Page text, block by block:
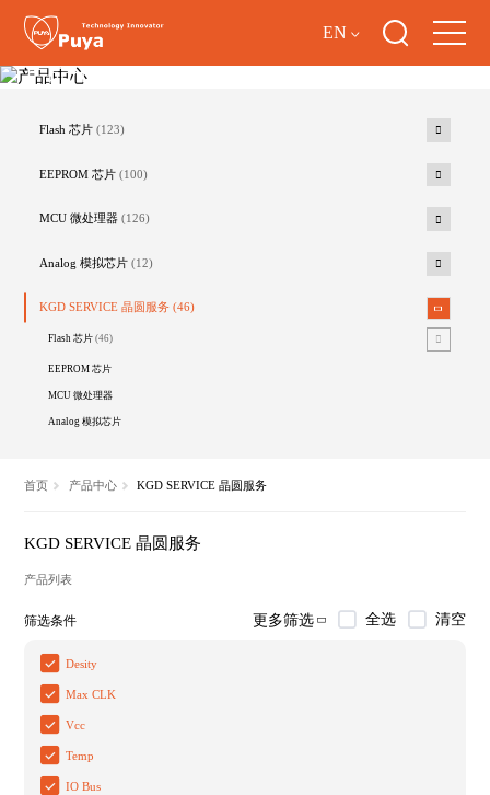
EN
产品中心
Flash 芯片 (123)
EEPROM 芯片 (100)
MCU 微处理器 (126)
Analog 模拟芯片 (12)
KGD SERVICE 晶圆服务 (46)
Flash 芯片(46)
EEPROM 芯片
MCU 微处理器
Analog 模拟芯片
首页 产品中心 KGD SERVICE 晶圆服务
KGD SERVICE 晶圆服务
产品列表
筛选条件 更多筛选 全选 清空
Desity
Max CLK
Vcc
Temp
IO Bus